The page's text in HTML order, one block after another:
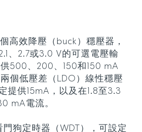
高效降壓（buck）穩壓器，
、2.7或3.0 V的可選電壓輸
500、200、150和150 mA
個低壓差（LDO）線性穩壓
提供15mA，以及在1.8至3.3
mA電流。
門狗定時器（WDT），可設定